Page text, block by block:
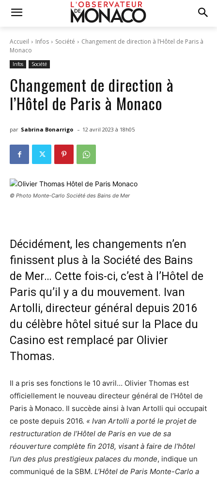
Accueil Infos Société
Changement de direction à l’Hôtel de Paris à
Monaco
Infos Société
Changement de direction à
l’Hôtel de Paris à Monaco
par Sabrina Bonarrigo - 12 avril 2023 à 18h05
© Photo Monte-Carlo Société des Bains de Mer
Décidément, les changements n’en
finissent plus à la Société des Bains
de Mer… Cette fois-ci, c’est à l’Hôtel de
Paris qu’il y a du mouvement. Ivan
Artolli, directeur général depuis 2016
du célèbre hôtel situé sur la Place du
Casino est remplacé par Olivier
Thomas.
Il a pris ses fonctions le 10 avril… Olivier Thomas est
officiellement le nouveau directeur général de l’Hôtel de
Paris à Monaco. Il succède ainsi à Ivan Artolli qui occupait
ce poste depuis 2016. « Ivan Artolli a porté le projet de
restructuration de l’Hôtel de Paris en vue de sa
réouverture complète fin 2018, visant à faire de l‘hôtel
l’un des plus prestigieux palaces du monde, indique un
communiqué de la SBM. L’Hôtel de Paris Monte-Carlo a